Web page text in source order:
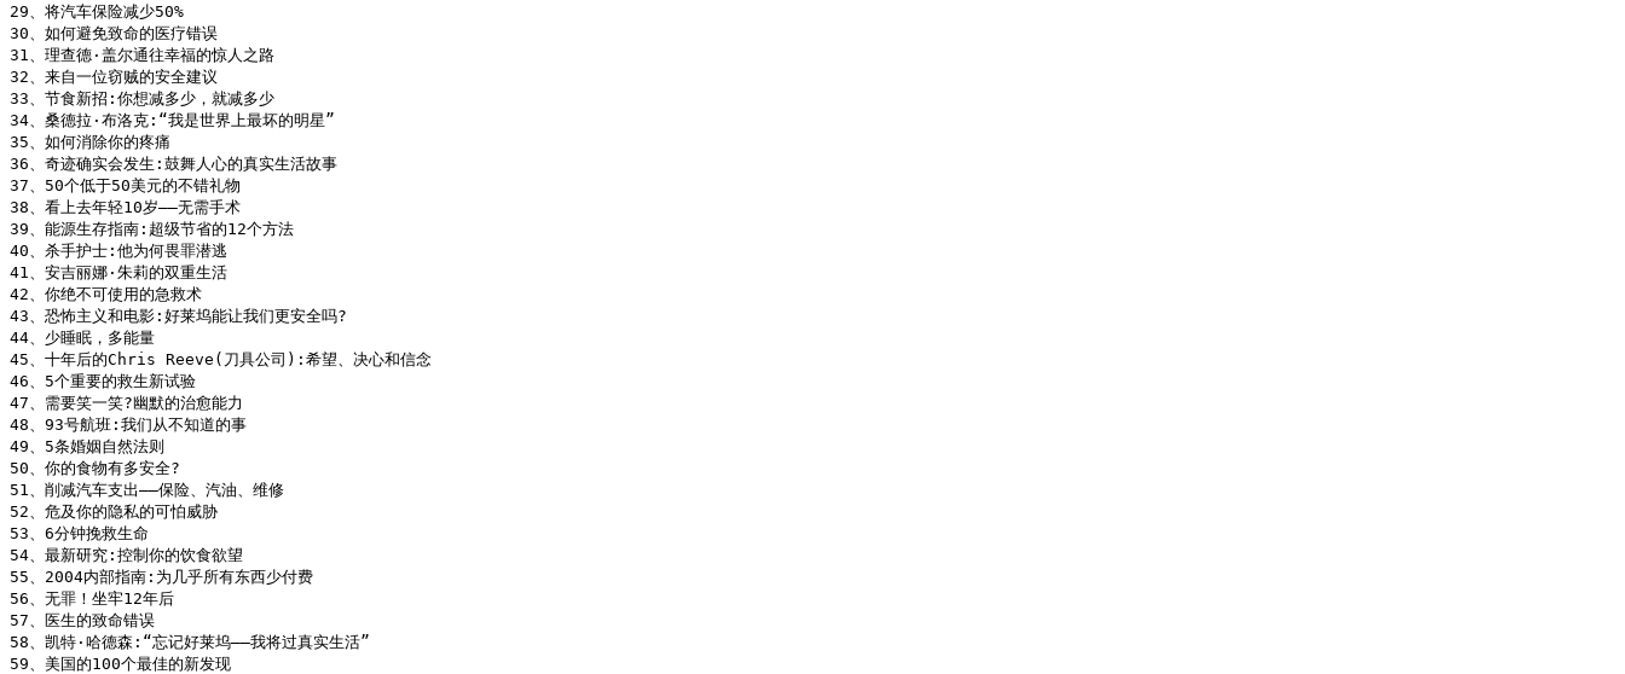
29、将汽车保险减少50%
30、如何避免致命的医疗错误
31、理查德·盖尔通往幸福的惊人之路
32、来自一位窃贼的安全建议
33、节食新招:你想减多少，就减多少
34、桑德拉·布洛克:“我是世界上最坏的明星”
35、如何消除你的疼痛
36、奇迹确实会发生:鼓舞人心的真实生活故事
37、50个低于50美元的不错礼物
38、看上去年轻10岁——无需手术
39、能源生存指南:超级节省的12个方法
40、杀手护士:他为何畏罪潜逃
41、安吉丽娜·朱莉的双重生活
42、你绝不可使用的急救术
43、恐怖主义和电影:好莱坞能让我们更安全吗?
44、少睡眠，多能量
45、十年后的Chris Reeve(刀具公司):希望、决心和信念
46、5个重要的救生新试验
47、需要笑一笑?幽默的治愈能力
48、93号航班:我们从不知道的事
49、5条婚姻自然法则
50、你的食物有多安全?
51、削减汽车支出——保险、汽油、维修
52、危及你的隐私的可怕威胁
53、6分钟挽救生命
54、最新研究:控制你的饮食欲望
55、2004内部指南:为几乎所有东西少付费
56、无罪！坐牢12年后
57、医生的致命错误
58、凯特·哈德森:“忘记好莱坞——我将过真实生活”
59、美国的100个最佳的新发现